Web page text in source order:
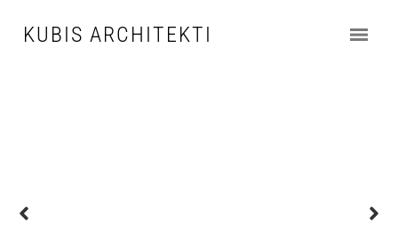
KUBIS ARCHITEKTI